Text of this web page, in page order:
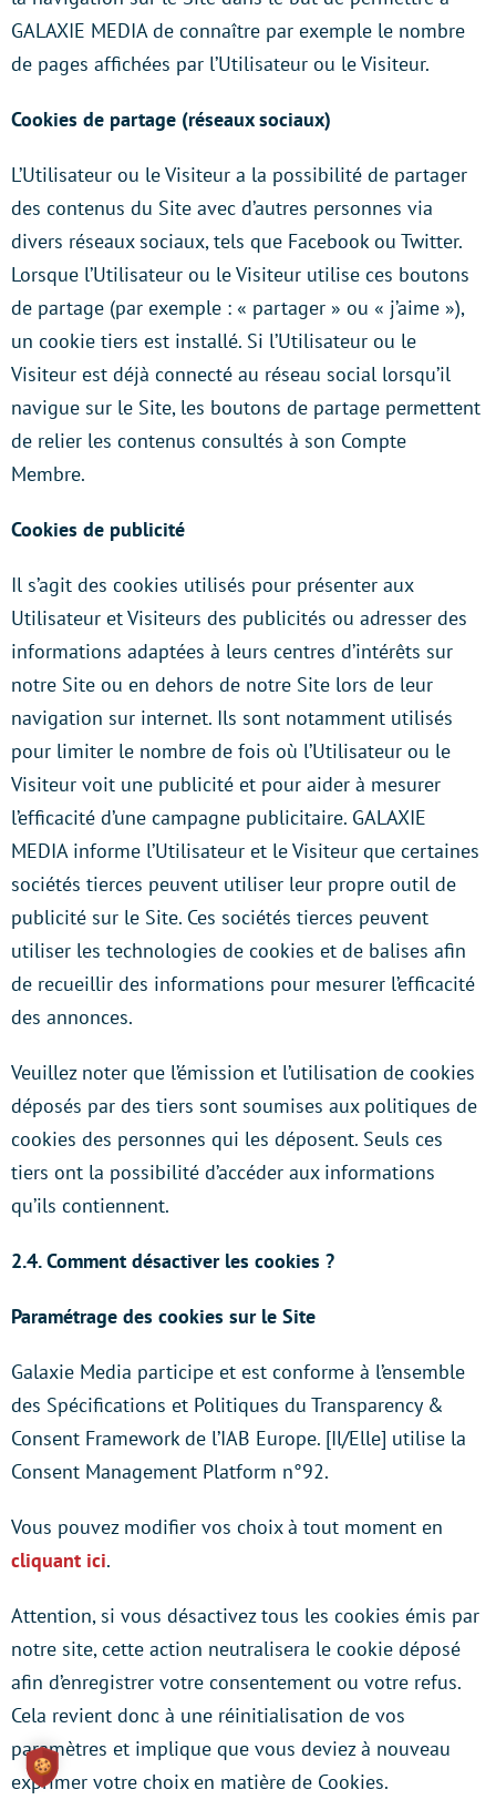
GALAXIE MEDIA de connaître par exemple le nombre
de pages affichées par l’Utilisateur ou le Visiteur.
Cookies de partage (réseaux sociaux)
L’Utilisateur ou le Visiteur a la possibilité de partager
des contenus du Site avec d’autres personnes via
divers réseaux sociaux, tels que Facebook ou Twitter.
Lorsque l’Utilisateur ou le Visiteur utilise ces boutons
de partage (par exemple : « partager » ou « j’aime »),
un cookie tiers est installé. Si l’Utilisateur ou le
Visiteur est déjà connecté au réseau social lorsqu’il
navigue sur le Site, les boutons de partage permettent
de relier les contenus consultés à son Compte
Membre.
Cookies de publicité
Il s’agit des cookies utilisés pour présenter aux
Utilisateur et Visiteurs des publicités ou adresser des
informations adaptées à leurs centres d’intérêts sur
notre Site ou en dehors de notre Site lors de leur
navigation sur internet. Ils sont notamment utilisés
pour limiter le nombre de fois où l’Utilisateur ou le
Visiteur voit une publicité et pour aider à mesurer
l’efficacité d’une campagne publicitaire. GALAXIE
MEDIA informe l’Utilisateur et le Visiteur que certaines
sociétés tierces peuvent utiliser leur propre outil de
publicité sur le Site. Ces sociétés tierces peuvent
utiliser les technologies de cookies et de balises afin
de recueillir des informations pour mesurer l’efficacité
des annonces.
Veuillez noter que l’émission et l’utilisation de cookies
déposés par des tiers sont soumises aux politiques de
cookies des personnes qui les déposent. Seuls ces
tiers ont la possibilité d’accéder aux informations
qu’ils contiennent.
2.4. Comment désactiver les cookies ?
Paramétrage des cookies sur le Site
Galaxie Media participe et est conforme à l’ensemble
des Spécifications et Politiques du Transparency &
Consent Framework de l’IAB Europe. [Il/Elle] utilise la
Consent Management Platform n°92.
Vous pouvez modifier vos choix à tout moment en
cliquant ici.
Attention, si vous désactivez tous les cookies émis par
notre site, cette action neutralisera le cookie déposé
afin d’enregistrer votre consentement ou votre refus.
Cela revient donc à une réinitialisation de vos
paramètres et implique que vous deviez à nouveau
exprimer votre choix en matière de Cookies.